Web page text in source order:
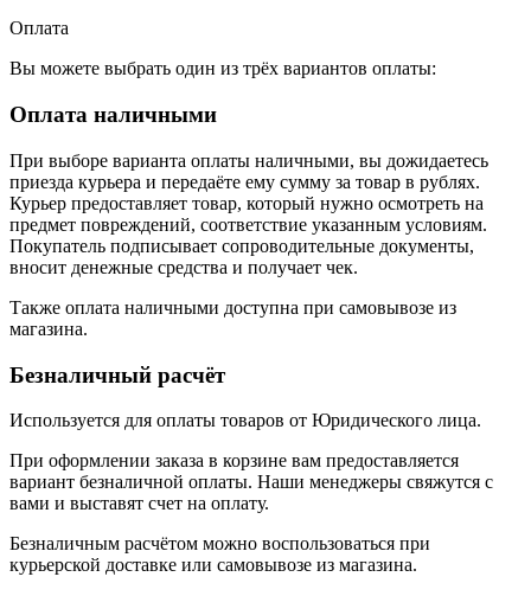
Оплата
Вы можете выбрать один из трёх вариантов оплаты:
Оплата наличными
При выборе варианта оплаты наличными, вы дожидаетесь
приезда курьера и передаёте ему сумму за товар в рублях.
Курьер предоставляет товар, который нужно осмотреть на
предмет повреждений, соответствие указанным условиям.
Покупатель подписывает сопроводительные документы,
вносит денежные средства и получает чек.
Также оплата наличными доступна при самовывозе из
магазина.
Безналичный расчёт
Используется для оплаты товаров от Юридического лица.
При оформлении заказа в корзине вам предоставляется
вариант безналичной оплаты. Наши менеджеры свяжутся с
вами и выставят счет на оплату.
Безналичным расчётом можно воспользоваться при
курьерской доставке или самовывозе из магазина.